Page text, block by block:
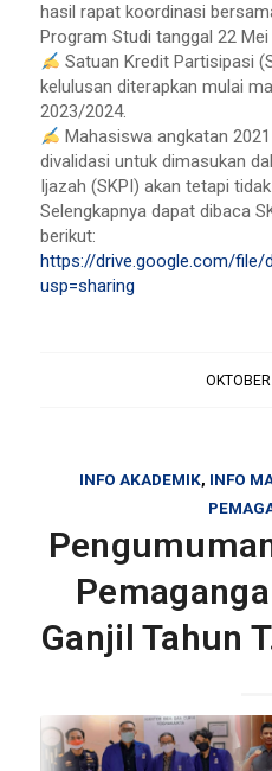
hasil rapat koordinasi
Program Studi tanggal 22 Mei
Satuan Kredit Partisipasi
kelulusan diterapkan mulai
2023/2024.
Mahasiswa angkatan
divalidasi untuk dimasukan
Ijazah (SKPI) akan tetapi
Selengkapnya dapat dibaca
berikut:
https://drive.google.com/file/
usp=sharing
INFO AKADEMIK, INFO
Ganjil Tahun